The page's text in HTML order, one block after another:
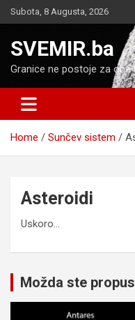
Skip
to
Subota, 8 Augusta, 2026
SVEMIR.ba
Granice ne postoje za one
Home Sunčev sistem
Asteroidi
Uskoro…
Možda ste